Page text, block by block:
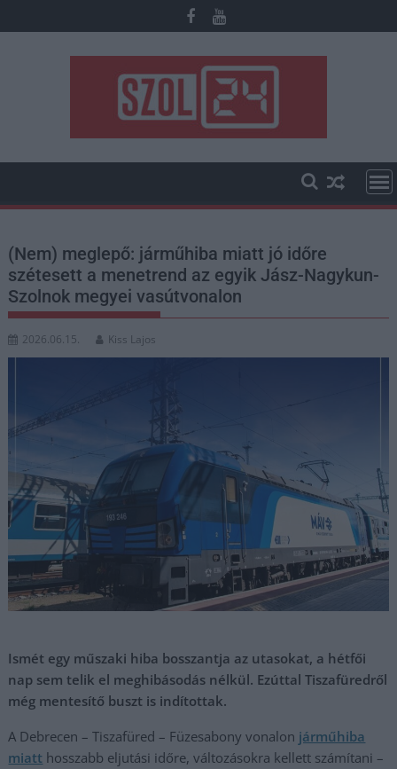
to
(Nem) meglepő: járműhiba miatt jó időre
szétesett a menetrend az egyik Jász-Nagykun-
Szolnok megyei vasútvonalon
2026.06.15. Kiss Lajos
Ismét egy műszaki hiba bosszantja az utasokat, a hétfői
nap sem telik el meghibásodás nélkül. Ezúttal Tiszafüredről
még mentesítő buszt is indítottak.
A Debrecen – Tiszafüred – Füzesabony vonalon járműhiba
miatt hosszabb eljutási időre, változásokra kellett számítani –